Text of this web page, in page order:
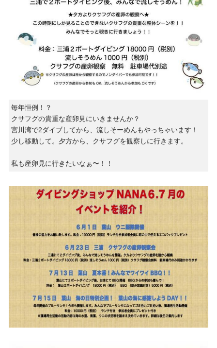
毎年恒例！？
クサフグの貴重な産卵見にいきませんか？
宮川湾で2ダイブしてから、流しそーめんもやっちゃいます！
少し移動して。夕方から、クサフグを観察しに行きます。
私も産卵見に行きたいなぁ〜！！